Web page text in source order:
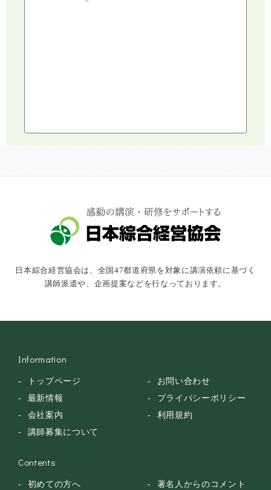
コミュニケーション・話し方
キャスター・アナウンサー
俳優・タレント・モデル
落語・講談・色物
安全大会
日本綜合経営協会は、全国47都道府県を対象に講演依頼に基づく
講師派遣や、企画提案などを行なっております。
Information
トップページ
最新情報
会社案内
講師募集について
お問い合わせ
プライバシーポリシー
利用規約
Contents
初めての方へ 著名人からのコメント